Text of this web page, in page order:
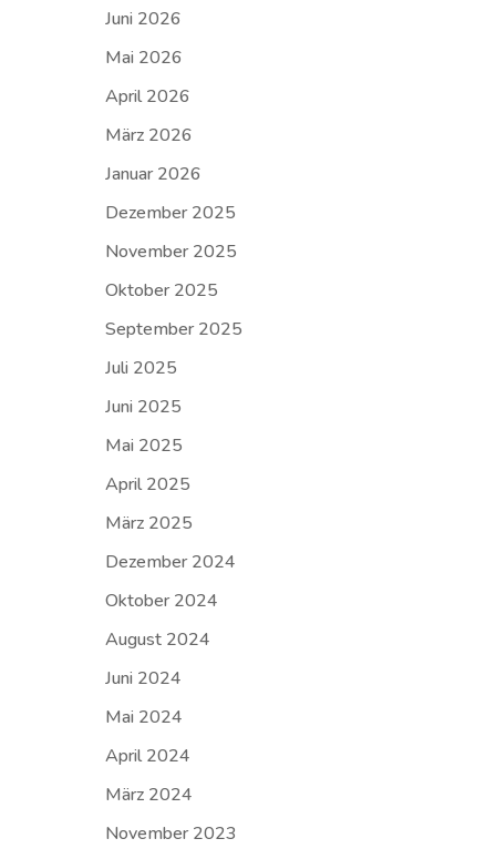
Juni 2026
Mai 2026
April 2026
März 2026
Januar 2026
Dezember 2025
November 2025
Oktober 2025
September 2025
Juli 2025
Juni 2025
Mai 2025
April 2025
März 2025
Dezember 2024
Oktober 2024
August 2024
Juni 2024
Mai 2024
April 2024
März 2024
November 2023